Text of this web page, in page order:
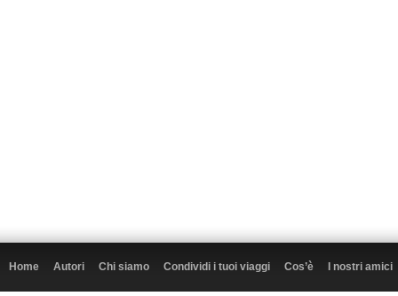
Home Autori Chi siamo Condividi i tuoi viaggi Cos’è I nostri amici